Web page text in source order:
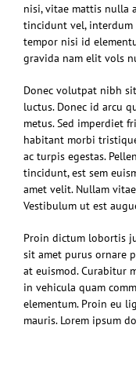
nisi, vitae mattis nulla
tincidunt vel, interdum
tempor nisi id
gravida nam elit vols
Donec volutpat nibh
luctus. Donec id arcu
metus. Sed imperdiet
habitant morbi
ac turpis egestas.
tincidunt, est sem
amet velit. Nullam
Vestibulum ut est
Proin dictum lobortis
sit amet purus ornare
at euismod. Curabitur
in vehicula quam
elementum. Proin eu
mauris. Lorem ipsum